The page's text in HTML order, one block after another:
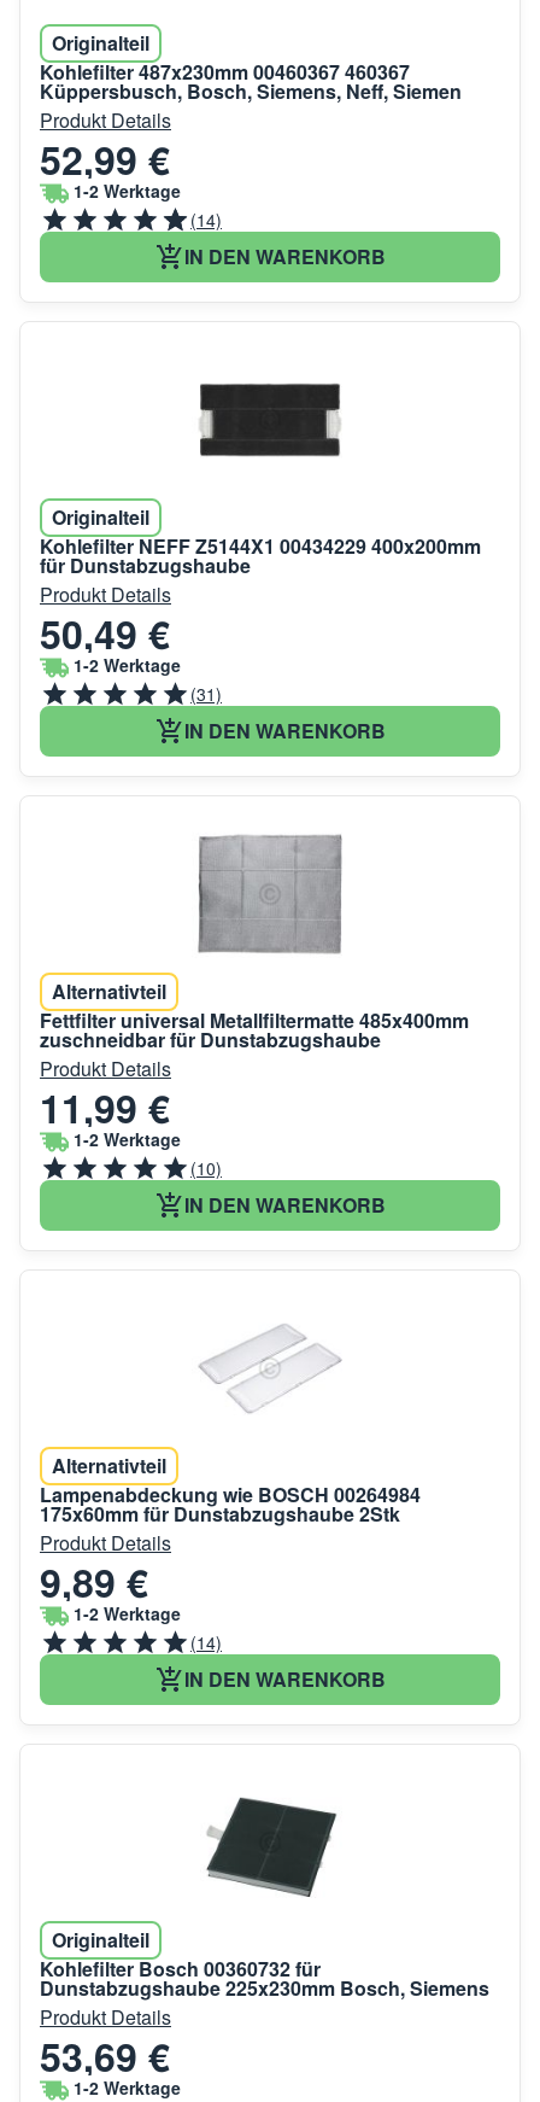
Originalteil
Kohlefilter 487x230mm 00460367 460367
Küppersbusch, Bosch, Siemens, Neff, Siemen
Produkt Details
52,99 €
1-2 Werktage
(14)
IN DEN WARENKORB
Originalteil
Kohlefilter NEFF Z5144X1 00434229 400x200mm
für Dunstabzugshaube
Produkt Details
50,49 €
1-2 Werktage
(31)
IN DEN WARENKORB
Alternativteil
Fettfilter universal Metallfiltermatte 485x400mm
zuschneidbar für Dunstabzugshaube
Produkt Details
11,99 €
1-2 Werktage
(10)
IN DEN WARENKORB
Alternativteil
Lampenabdeckung wie BOSCH 00264984
175x60mm für Dunstabzugshaube 2Stk
Produkt Details
9,89 €
1-2 Werktage
(14)
IN DEN WARENKORB
Originalteil
Kohlefilter Bosch 00360732 für
Dunstabzugshaube 225x230mm Bosch, Siemens
Produkt Details
53,69 €
1-2 Werktage